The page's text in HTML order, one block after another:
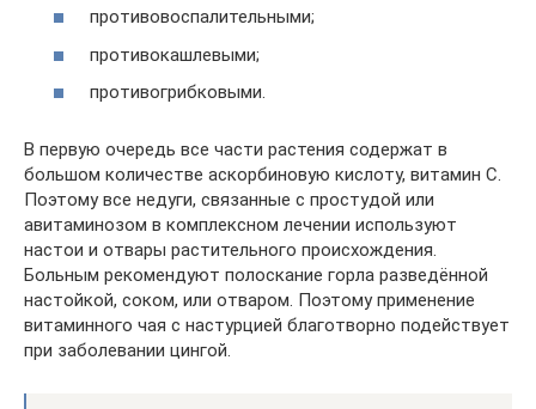
противовоспалительными;
противокашлевыми;
противогрибковыми.
В первую очередь все части растения содержат в
большом количестве аскорбиновую кислоту, витамин С.
Поэтому все недуги, связанные с простудой или
авитаминозом в комплексном лечении используют
настои и отвары растительного происхождения.
Больным рекомендуют полоскание горла разведённой
настойкой, соком, или отваром. Поэтому применение
витаминного чая с настурцией благотворно подействует
при заболевании цингой.